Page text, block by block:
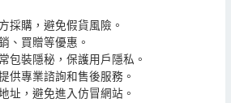
採購，避免假貨風險。
、買贈等優惠。
包裝隱秘，保護用戶隱私。
供專業諮詢和售後服務。
址，避免進入仿冒網站。